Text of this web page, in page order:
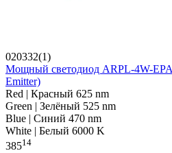
020332(1)
Мощный светодиод ARPL-4W-
Emitter)
Red | Красный 625 nm
Green | Зелёный 525 nm
Blue | Синий 470 nm
White | Белый 6000 K
38514